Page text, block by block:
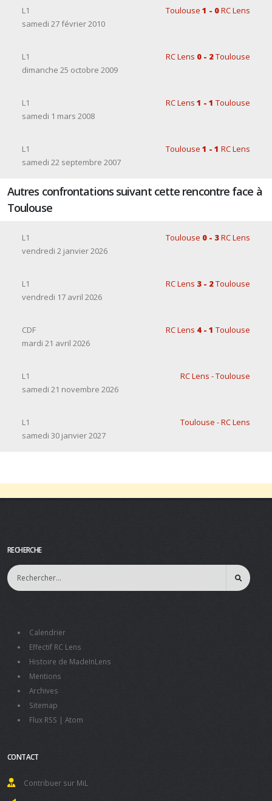
L1 Toulouse 1 - 0RC Lens
samedi 27 février 2010
L1 RC Lens 0 - 2Toulouse
dimanche 25 octobre 2009
L1 RC Lens 1 - 1 Toulouse
samedi 1 mars 2008
L1 Toulouse 1 - 1 RC Lens
samedi 22 septembre 2007
Autres confrontations suivant cette rencontre face à
Toulouse
L1 Toulouse 0 - 3RC Lens
vendredi 2 janvier 2026
L1 RC Lens 3 - 2Toulouse
vendredi 17 avril 2026
CDF RC Lens 4 - 1 Toulouse
mardi 21 avril 2026
L1
RC Lens - Toulouse
samedi 21 novembre 2026
L1
Toulouse - RC Lens
samedi 30 janvier 2027
RECHERCHE
Calendrier
Effectif RC Lens
Histoire de MadeInLens
Mentions
Archives
Sitemap
Flux RSS | Atom
CONTACT
Contribuer sur MiL